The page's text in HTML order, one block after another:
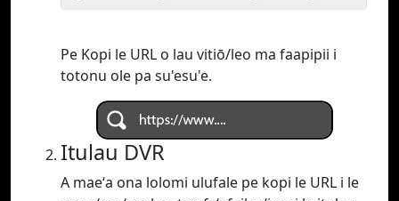
Pe Kopi le URL o lau vitiō/leo ma faapipii i
totonu ole pa su'esu'e.
Itulau DVR
A maeʻa ona lolomi ulufale pe kopi le URL i le